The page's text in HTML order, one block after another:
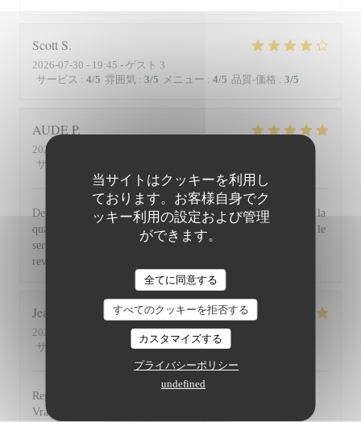
当サイトはクッキーを利用し
ております。お客様自身でク
ッキー利用の設定および管理
ができます。
全てに同意する
すべてのクッキーを拒否する
カスタマイズする
プライバシーポリシー
undefined
ScottS
2026-07-30 - 19:45 - ゲスト 3
サービス : 4/5 雰囲気 : 3/5 メニュー : 4/5 品質-価格 : 3/5
AUDE P
2026-07-30
サービス
De l'accueil souriant et chaleureux comme à la maison jusqu'à la
qualité et la présentation de l'assiette (poissons) en passant par le
service du vin, nous avons apprécié ce dîner et souhaitons
revenir. Bravo & merci +++
Jean Louis
2026-07-30
- 13:00 - ゲスト 2
サービス
雰囲気: 4/5 メニュー: 5/5
Repas excellent de l’entrée au dessert. Service impeccable.
Vraiment top. Je recommande.